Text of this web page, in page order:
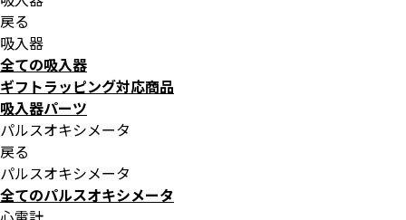
戻る
吸入器
全ての吸入器
ギフトラッピング対応商品
吸入器パーツ
パルスオキシメータ
戻る
パルスオキシメータ
全てのパルスオキシメータ